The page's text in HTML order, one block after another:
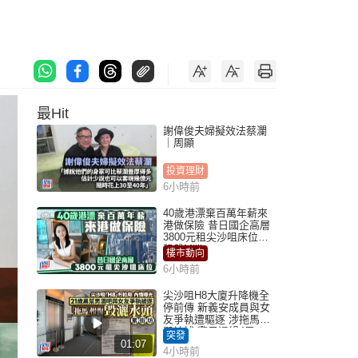
最Hit
謝偉俊夫婦擬效法蔡瀾
｜周顯
投資理財
6小時前
40歲港漂棄百萬年薪來
港做保險 昔日國企高層
3800元租尖沙咀床位｜
租盤Million
樓市動向
6小時前
01:07
尖沙咀H8大廈升降機全
停前傳 新義安成員與女
友爭執遭驅逐 涉拖馬刑
毀被捕 警另通緝4男
突發
4小時前